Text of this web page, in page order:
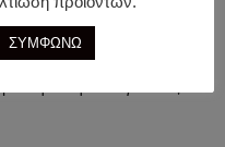
Το χαρακτηριστικό
ενισχύει τη μοντέρνα
δεν είναι απλώς ένα
μια δήλωση στυλ για τους
ΣΥΜΦΩΝΩ